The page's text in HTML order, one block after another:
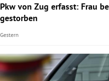
Pkw von Zug erfasst: Frau
gestorben
Gestern